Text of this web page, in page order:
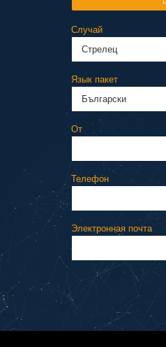
Случай
Язык пакет
От
Телефон
Электронная почта